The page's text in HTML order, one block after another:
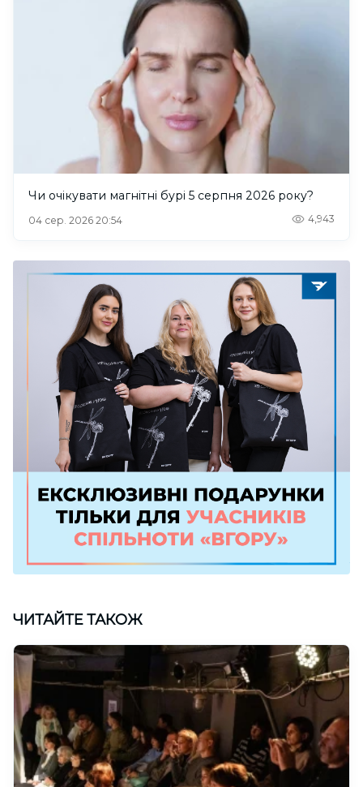
Чи очікувати магнітні бурі 5 серпня 2026 року?
04 сер. 2026 20:54 4,943
ЧИТАЙТЕ ТАКОЖ